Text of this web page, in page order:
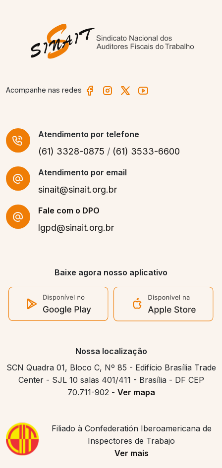
Acompanhe nas redes
Atendimento por telefone
(61) 3328-0875 / (61) 3533-6600
Atendimento por email
sinait@sinait.org.br
Fale com o DPO
lgpd@sinait.org.br
Baixe agora nosso aplicativo
Nossa localização
SCN Quadra 01, Bloco C, Nº 85 - Edifício Brasília Trade
Center - SJL 10 salas 401/411 - Brasília - DF CEP
70.711-902 - Ver mapa
Filiado à Confederatión Iberoamericana de
Inspectores de Trabajo
Ver mais